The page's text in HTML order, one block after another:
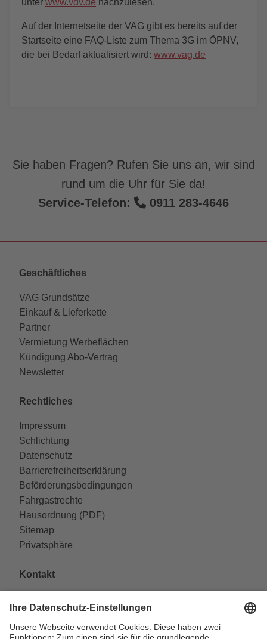
unter www.vdv.de nachzulesen.
Auf der Internetseite der VAG gibt es bereits auf der
Startseite eine FAQ-Liste zum Thema 3G im ÖPNV,
die bei Bedarf aktualisiert wird: www.vag.de
Sie haben Fragen? Rufen Sie uns an, wir sind
rund um die Uhr für Sie da!
Service-Telefon:
0911 283-4646
Geschäftliches
VAG Grundsätze
Einkauf & Lieferkette
Partner
Vermietung Werbeflächen
Kündigung Abo-Vertrag
Newsletter
Rechtliches
Impressum
Schlichtung
Datenschutz
Barrierefreiheitserklärung
Beförderungsbedingungen
Fahrgastrechte
Hausordnung (PDF)
Sitemap
Privatsphäre
Kontakt
Südliche Fürther Straße 5
90429 Nürnberg